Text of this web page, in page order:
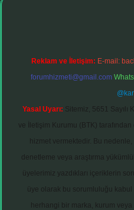
Reklam ve İletişim: E-mail:
forumhizmeti@gmail.com
Yasal Uyarı: Sitemiz, 5651 Sayılı
ve İletişim Kurumu (BTK) tarafından
hizmet vermektedir. Bu
denetleme veya araştırma
üyelerimiz yazdıkları içeriklerin
üye olarak bu sorumluluğu kabul
herhangi bir marka, kurum veya